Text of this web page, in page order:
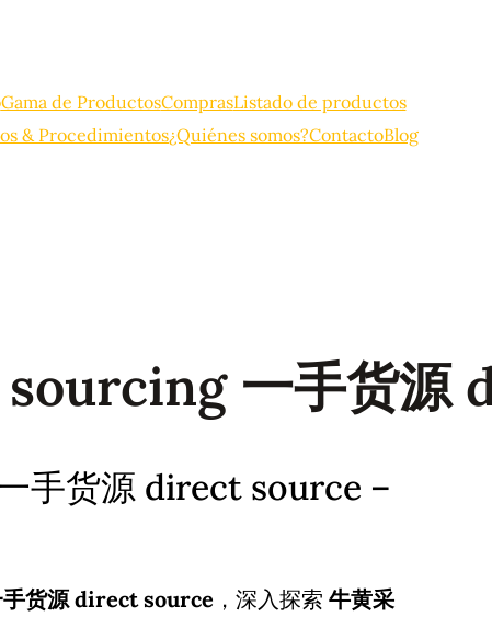
Gama de ProductosComprasListado de productos
& Procedimientos¿Quiénes somos?ContactoBlog
一手货源
手货源 direct source –
货源 direct source ，深入探索 牛黄采